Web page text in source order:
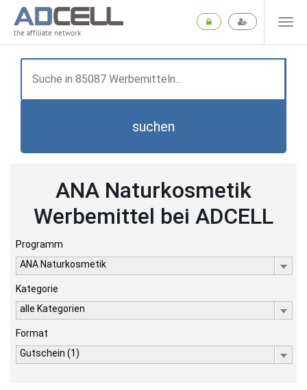
the affiliate network
suchen
ANA Naturkosmetik
Werbemittel bei ADCELL
Programm
ANA Naturkosmetik
Kategorie
alle Kategorien
Format
Gutschein (1)